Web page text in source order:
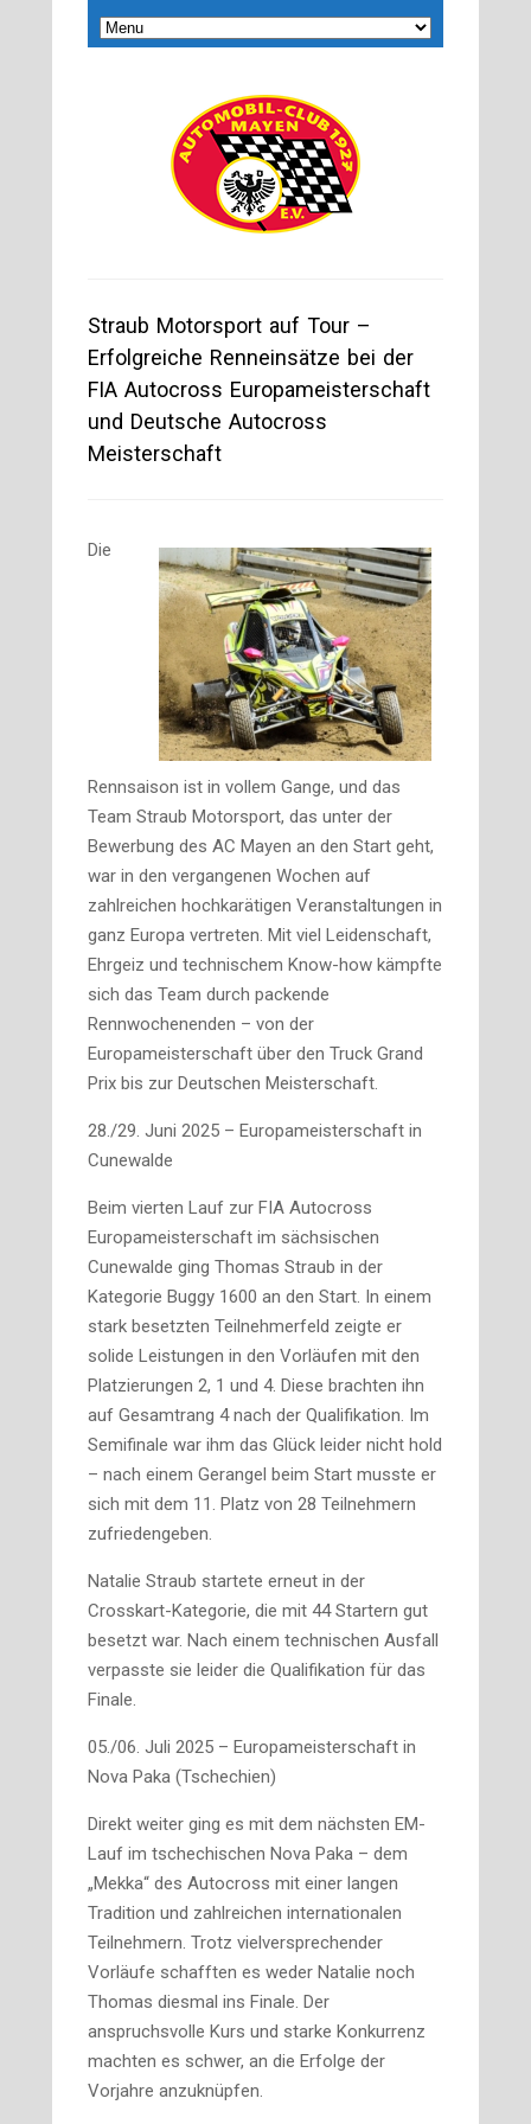
Straub Motorsport auf Tour –
Erfolgreiche Renneinsätze bei der
FIA Autocross Europameisterschaft
und Deutsche Autocross
Meisterschaft
Die
Rennsaison ist in vollem Gange, und das
Team Straub Motorsport, das unter der
Bewerbung des AC Mayen an den Start geht,
war in den vergangenen Wochen auf
zahlreichen hochkarätigen Veranstaltungen in
ganz Europa vertreten. Mit viel Leidenschaft,
Ehrgeiz und technischem Know-how kämpfte
sich das Team durch packende
Rennwochenenden – von der
Europameisterschaft über den Truck Grand
Prix bis zur Deutschen Meisterschaft.
28./29. Juni 2025 – Europameisterschaft in
Cunewalde
Beim vierten Lauf zur FIA Autocross
Europameisterschaft im sächsischen
Cunewalde ging Thomas Straub in der
Kategorie Buggy 1600 an den Start. In einem
stark besetzten Teilnehmerfeld zeigte er
solide Leistungen in den Vorläufen mit den
Platzierungen 2, 1 und 4. Diese brachten ihn
auf Gesamtrang 4 nach der Qualifikation. Im
Semifinale war ihm das Glück leider nicht hold
– nach einem Gerangel beim Start musste er
sich mit dem 11. Platz von 28 Teilnehmern
zufriedengeben.
Natalie Straub startete erneut in der
Crosskart-Kategorie, die mit 44 Startern gut
besetzt war. Nach einem technischen Ausfall
verpasste sie leider die Qualifikation für das
Finale.
05./06. Juli 2025 – Europameisterschaft in
Nova Paka (Tschechien)
Direkt weiter ging es mit dem nächsten EM-
Lauf im tschechischen Nova Paka – dem
„Mekka“ des Autocross mit einer langen
Tradition und zahlreichen internationalen
Teilnehmern. Trotz vielversprechender
Vorläufe schafften es weder Natalie noch
Thomas diesmal ins Finale. Der
anspruchsvolle Kurs und starke Konkurrenz
machten es schwer, an die Erfolge der
Vorjahre anzuknüpfen.